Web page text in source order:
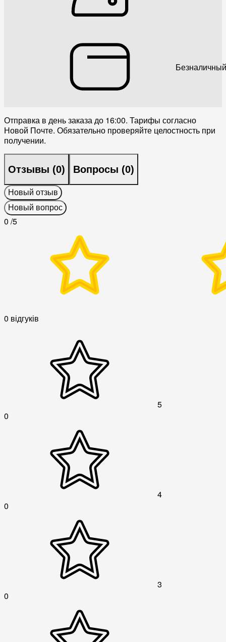
Отправка в день заказа до 16:00. Тарифы согласно
Новой Почте. Обязательно проверяйте целостность при
получении.
Отзывы (0) Вопросы (0)
Новый отзыв
Новый вопрос
0 /5
0 відгуків
5
0
4
0
3
0